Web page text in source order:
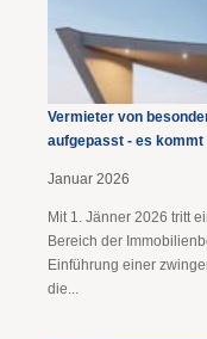
Vermieter von
aufgepasst - es
Januar 2026
Mit 1. Jänner 2026 tritt
Bereich der
Einführung einer
die...